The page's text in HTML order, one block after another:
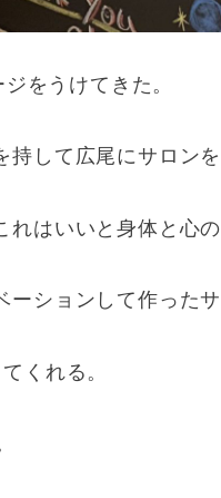
をうけてきた。
して広尾にサロン
はいいと身体と心
ションして作ったサ
くれる。